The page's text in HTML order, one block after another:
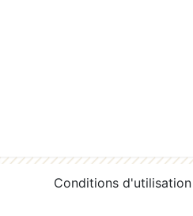
Conditions d'utilisation